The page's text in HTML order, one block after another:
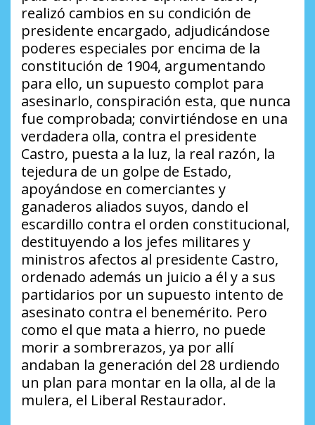
realizó cambios en su condición de
presidente encargado, adjudicándose
poderes especiales por encima de la
constitución de 1904, argumentando
para ello, un supuesto complot para
asesinarlo, conspiración esta, que nunca
fue comprobada; convirtiéndose en una
verdadera olla, contra el presidente
Castro, puesta a la luz, la real razón, la
tejedura de un golpe de Estado,
apoyándose en comerciantes y
ganaderos aliados suyos, dando el
escardillo contra el orden constitucional,
destituyendo a los jefes militares y
ministros afectos al presidente Castro,
ordenado además un juicio a él y a sus
partidarios por un supuesto intento de
asesinato contra el benemérito. Pero
como el que mata a hierro, no puede
morir a sombrerazos, ya por allí
andaban la generación del 28 urdiendo
un plan para montar en la olla, al de la
mulera, el Liberal Restaurador.